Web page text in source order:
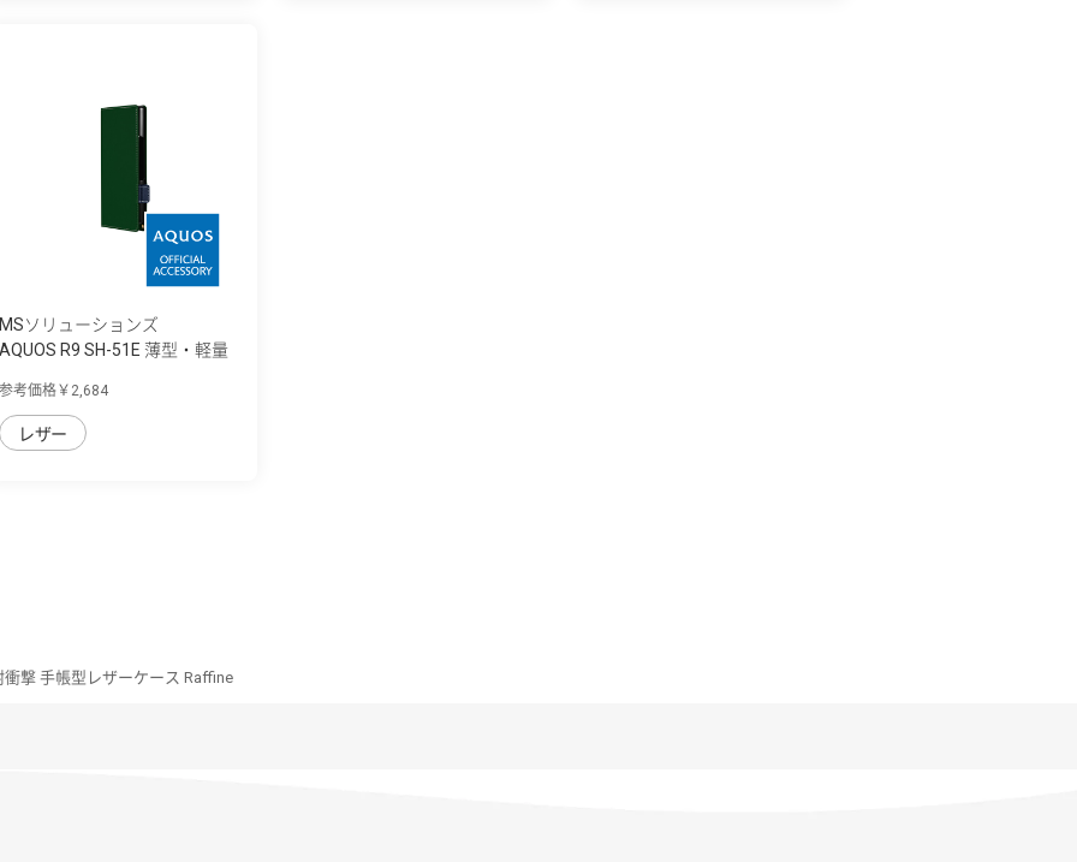
MSソリューションズ
AQUOS R9 SH-51E 薄型・軽量
参考価格￥2,684
レザー
衝撃 手帳型レザーケース Raffine